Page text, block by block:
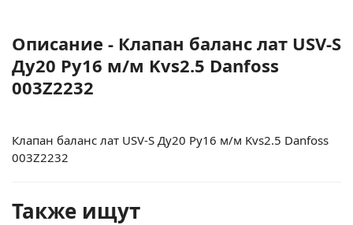
Описание - Клапан баланс лат USV-S
Ду20 Ру16 м/м Kvs2.5 Danfoss
003Z2232
Клапан баланс лат USV-S Ду20 Ру16 м/м Kvs2.5 Danfoss
003Z2232
Также ищут